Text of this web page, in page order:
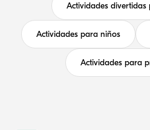
Actividades divertidas
Actividades para niños
Actividades para